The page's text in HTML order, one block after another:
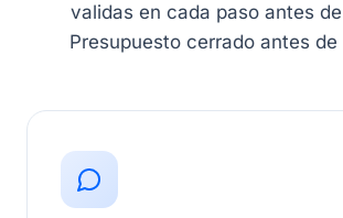
validas en cada paso antes
Presupuesto cerrado antes de